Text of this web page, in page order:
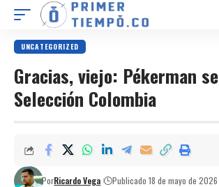
UNCATEGORIZED
Gracias, viejo: Pékerman
Selección Colombia
PorRicardo Vega Publicado 18 de mayo de 2026